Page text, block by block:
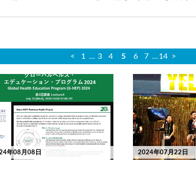
< 1 … 3 4 5 6 7 … 14 >
年08月08日 2024年07月22日